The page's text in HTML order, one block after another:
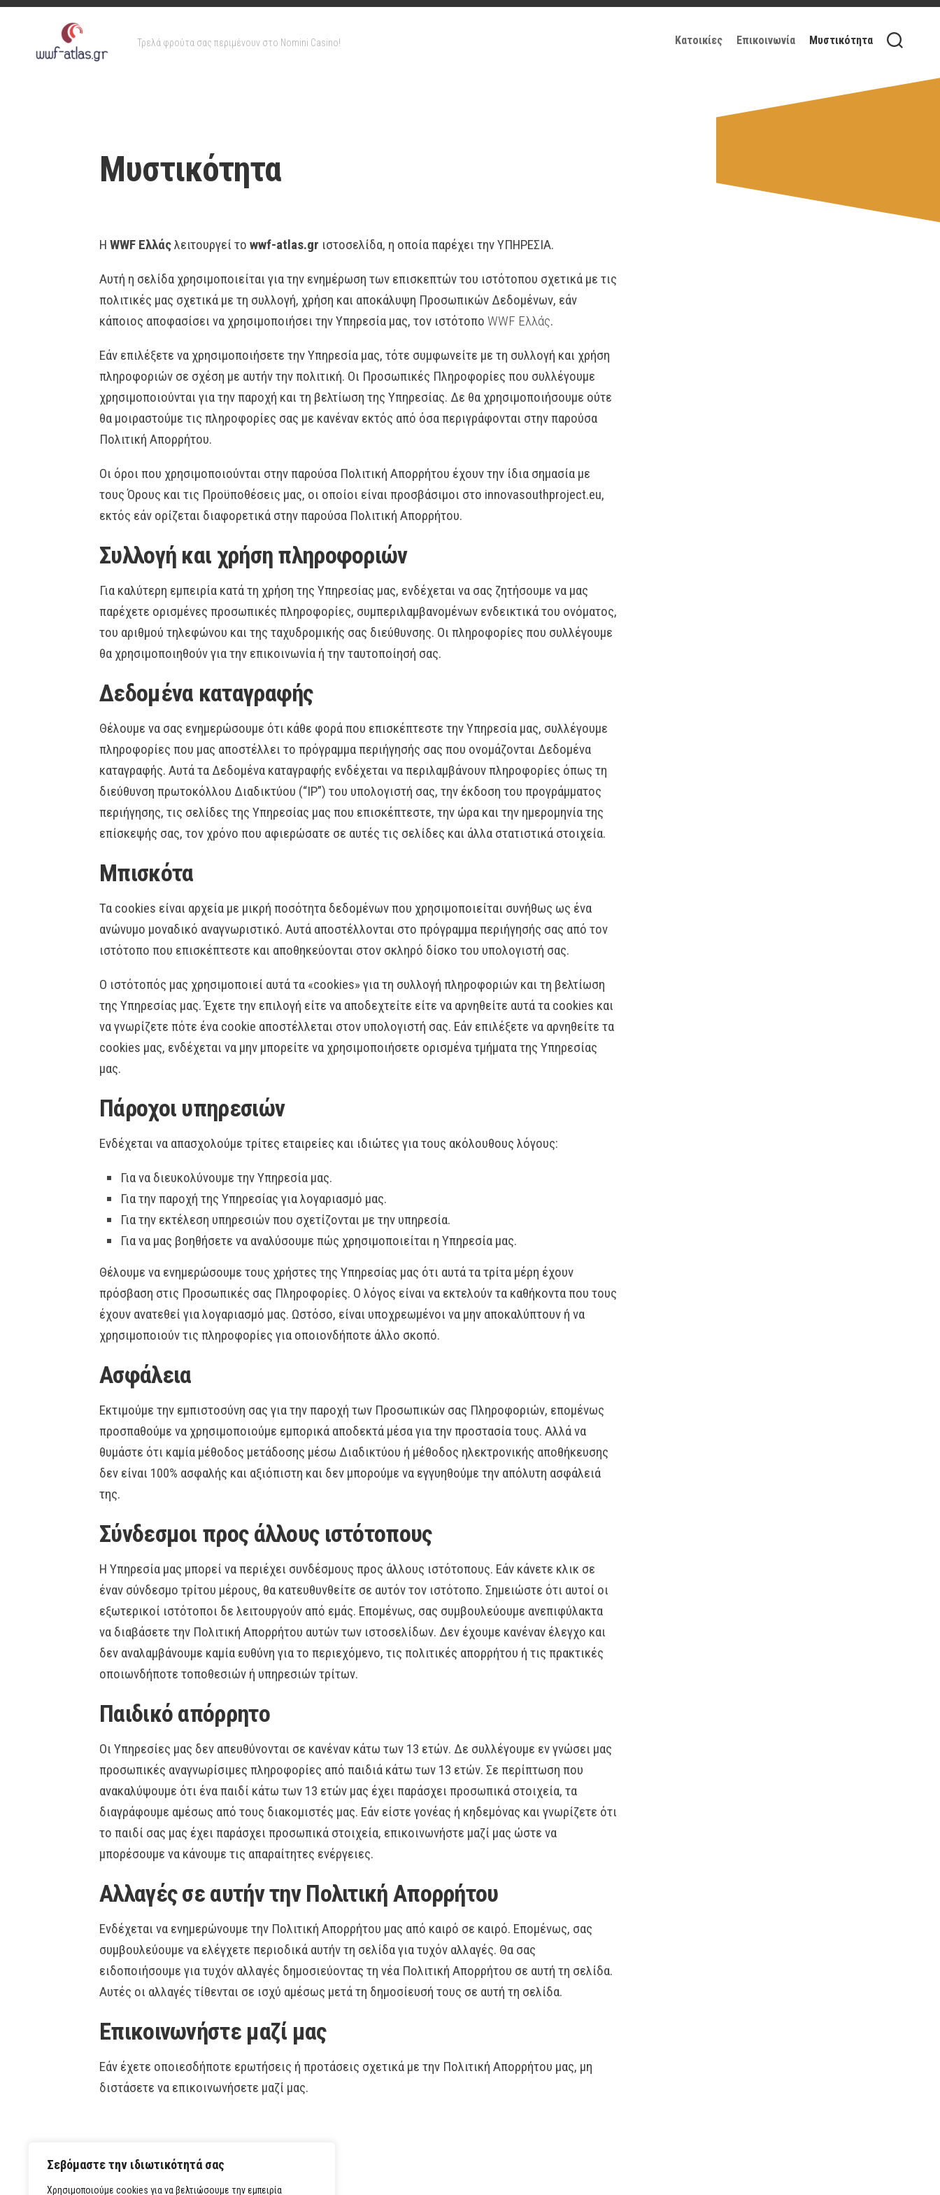
Σεβόμαστε την ιδιωτικότητά σας
Χρησιμοποιούμε cookies για να βελτιώσουμε την εμπειρία
Skip
Τρελά φρούτα σας περιμένουν στο Nomini Casino! Κατοικίες Επικοινωνία Μυστικότητα
Μυστικότητα
Η WWF Ελλάςλειτουργεί το wwf-atlas.gr ιστοσελίδα, η οποία παρέχει την ΥΠΗΡΕΣΙΑ.
Αυτή η σελίδα χρησιμοποιείται για την ενημέρωση των επισκεπτών του ιστότοπου σχετικά με τις
πολιτικές μας σχετικά με τη συλλογή, χρήση και αποκάλυψη Προσωπικών Δεδομένων, εάν
κάποιος αποφασίσει να χρησιμοποιήσει την Υπηρεσία μας, τον ιστότοπο WWF Ελλάς.
Εάν επιλέξετε να χρησιμοποιήσετε την Υπηρεσία μας, τότε συμφωνείτε με τη συλλογή και χρήση
πληροφοριών σε σχέση με αυτήν την πολιτική. Οι Προσωπικές Πληροφορίες που συλλέγουμε
χρησιμοποιούνται για την παροχή και τη βελτίωση της Υπηρεσίας. Δε θα χρησιμοποιήσουμε ούτε
θα μοιραστούμε τις πληροφορίες σας με κανέναν εκτός από όσα περιγράφονται στην παρούσα
Πολιτική Απορρήτου.
Οι όροι που χρησιμοποιούνται στην παρούσα Πολιτική Απορρήτου έχουν την ίδια σημασία με
τους Όρους και τις Προϋποθέσεις μας, οι οποίοι είναι προσβάσιμοι στο innovasouthproject.eu,
εκτός εάν ορίζεται διαφορετικά στην παρούσα Πολιτική Απορρήτου.
Συλλογή και χρήση πληροφοριών
Για καλύτερη εμπειρία κατά τη χρήση της Υπηρεσίας μας, ενδέχεται να σας ζητήσουμε να μας
παρέχετε ορισμένες προσωπικές πληροφορίες, συμπεριλαμβανομένων ενδεικτικά του ονόματος,
του αριθμού τηλεφώνου και της ταχυδρομικής σας διεύθυνσης. Οι πληροφορίες που συλλέγουμε
θα χρησιμοποιηθούν για την επικοινωνία ή την ταυτοποίησή σας.
Δεδομένα καταγραφής
Θέλουμε να σας ενημερώσουμε ότι κάθε φορά που επισκέπτεστε την Υπηρεσία μας, συλλέγουμε
πληροφορίες που μας αποστέλλει το πρόγραμμα περιήγησής σας που ονομάζονται Δεδομένα
καταγραφής. Αυτά τα Δεδομένα καταγραφής ενδέχεται να περιλαμβάνουν πληροφορίες όπως τη
διεύθυνση πρωτοκόλλου Διαδικτύου (“IP”) του υπολογιστή σας, την έκδοση του προγράμματος
περιήγησης, τις σελίδες της Υπηρεσίας μας που επισκέπτεστε, την ώρα και την ημερομηνία της
επίσκεψής σας, τον χρόνο που αφιερώσατε σε αυτές τις σελίδες και άλλα στατιστικά στοιχεία.
Μπισκότα
Τα cookies είναι αρχεία με μικρή ποσότητα δεδομένων που χρησιμοποιείται συνήθως ως ένα
ανώνυμο μοναδικό αναγνωριστικό. Αυτά αποστέλλονται στο πρόγραμμα περιήγησής σας από τον
ιστότοπο που επισκέπτεστε και αποθηκεύονται στον σκληρό δίσκο του υπολογιστή σας.
Ο ιστότοπός μας χρησιμοποιεί αυτά τα «cookies» για τη συλλογή πληροφοριών και τη βελτίωση
της Υπηρεσίας μας. Έχετε την επιλογή είτε να αποδεχτείτε είτε να αρνηθείτε αυτά τα cookies και
να γνωρίζετε πότε ένα cookie αποστέλλεται στον υπολογιστή σας. Εάν επιλέξετε να αρνηθείτε τα
cookies μας, ενδέχεται να μην μπορείτε να χρησιμοποιήσετε ορισμένα τμήματα της Υπηρεσίας
μας.
Πάροχοι υπηρεσιών
Ενδέχεται να απασχολούμε τρίτες εταιρείες και ιδιώτες για τους ακόλουθους λόγους:
Για να διευκολύνουμε την Υπηρεσία μας.
Για την παροχή της Υπηρεσίας για λογαριασμό μας.
Για την εκτέλεση υπηρεσιών που σχετίζονται με την υπηρεσία.
Για να μας βοηθήσετε να αναλύσουμε πώς χρησιμοποιείται η Υπηρεσία μας.
Θέλουμε να ενημερώσουμε τους χρήστες της Υπηρεσίας μας ότι αυτά τα τρίτα μέρη έχουν
πρόσβαση στις Προσωπικές σας Πληροφορίες. Ο λόγος είναι να εκτελούν τα καθήκοντα που τους
έχουν ανατεθεί για λογαριασμό μας. Ωστόσο, είναι υποχρεωμένοι να μην αποκαλύπτουν ή να
χρησιμοποιούν τις πληροφορίες για οποιονδήποτε άλλο σκοπό.
Ασφάλεια
Εκτιμούμε την εμπιστοσύνη σας για την παροχή των Προσωπικών σας Πληροφοριών, επομένως
προσπαθούμε να χρησιμοποιούμε εμπορικά αποδεκτά μέσα για την προστασία τους. Αλλά να
θυμάστε ότι καμία μέθοδος μετάδοσης μέσω Διαδικτύου ή μέθοδος ηλεκτρονικής αποθήκευσης
δεν είναι 100% ασφαλής και αξιόπιστη και δεν μπορούμε να εγγυηθούμε την απόλυτη ασφάλειά
της.
Σύνδεσμοι προς άλλους ιστότοπους
Η Υπηρεσία μας μπορεί να περιέχει συνδέσμους προς άλλους ιστότοπους. Εάν κάνετε κλικ σε
έναν σύνδεσμο τρίτου μέρους, θα κατευθυνθείτε σε αυτόν τον ιστότοπο. Σημειώστε ότι αυτοί οι
εξωτερικοί ιστότοποι δε λειτουργούν από εμάς. Επομένως, σας συμβουλεύουμε ανεπιφύλακτα
να διαβάσετε την Πολιτική Απορρήτου αυτών των ιστοσελίδων. Δεν έχουμε κανέναν έλεγχο και
δεν αναλαμβάνουμε καμία ευθύνη για το περιεχόμενο, τις πολιτικές απορρήτου ή τις πρακτικές
οποιωνδήποτε τοποθεσιών ή υπηρεσιών τρίτων.
Παιδικό απόρρητο
Οι Υπηρεσίες μας δεν απευθύνονται σε κανέναν κάτω των 13 ετών. Δε συλλέγουμε εν γνώσει μας
προσωπικές αναγνωρίσιμες πληροφορίες από παιδιά κάτω των 13 ετών. Σε περίπτωση που
ανακαλύψουμε ότι ένα παιδί κάτω των 13 ετών μας έχει παράσχει προσωπικά στοιχεία, τα
διαγράφουμε αμέσως από τους διακομιστές μας. Εάν είστε γονέας ή κηδεμόνας και γνωρίζετε ότι
το παιδί σας μας έχει παράσχει προσωπικά στοιχεία, επικοινωνήστε μαζί μας ώστε να
μπορέσουμε να κάνουμε τις απαραίτητες ενέργειες.
Αλλαγές σε αυτήν την Πολιτική Απορρήτου
Ενδέχεται να ενημερώνουμε την Πολιτική Απορρήτου μας από καιρό σε καιρό. Επομένως, σας
συμβουλεύουμε να ελέγχετε περιοδικά αυτήν τη σελίδα για τυχόν αλλαγές. Θα σας
ειδοποιήσουμε για τυχόν αλλαγές δημοσιεύοντας τη νέα Πολιτική Απορρήτου σε αυτή τη σελίδα.
Αυτές οι αλλαγές τίθενται σε ισχύ αμέσως μετά τη δημοσίευσή τους σε αυτή τη σελίδα.
Επικοινωνήστε μαζί μας
Εάν έχετε οποιεσδήποτε ερωτήσεις ή προτάσεις σχετικά με την Πολιτική Απορρήτου μας, μη
διστάσετε να επικοινωνήσετε μαζί μας.